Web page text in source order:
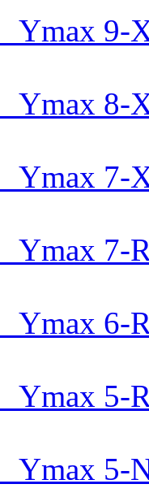
9-
8-
7-
7-
6-
5-
5-